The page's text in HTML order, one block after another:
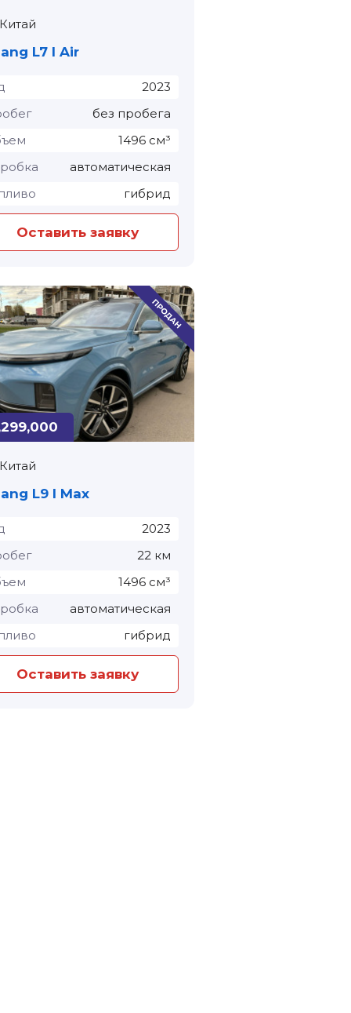
Китай
L7 I Air
2023
без пробега
1496 см³
автоматическая
гибрид
Оставить заявку
Китай
L9 I Max
2023
22 км
1496 см³
автоматическая
гибрид
Оставить заявку